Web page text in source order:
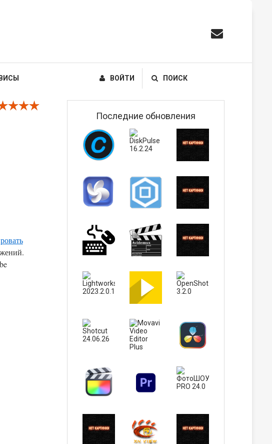
ВОЙТИ ПОИСК
Последние обновления